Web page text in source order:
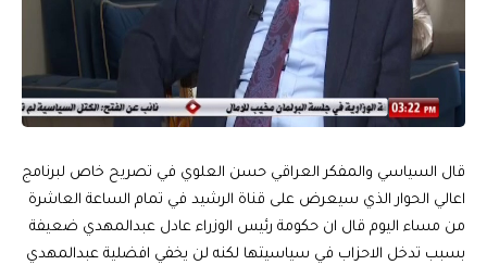
قال السياسي والمفكر العراقي حسن العلوي في تصريح خاص لبرنامج
اعالي الحوار الذي سيعرض على قناة الرشيد في تمام الساعة العاشرة
من مساء اليوم قال ان حكومة رئيس الوزراء عادل عبدالمهدي ضعيفة
بسبب تدخل الاحزاب في سياسيتها لكنه لن يخفي افضلية عبدالمهدي